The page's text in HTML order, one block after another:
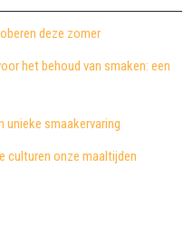
deze zomer
het behoud van smaken: een
unieke smaakervaring
culturen onze maaltijden